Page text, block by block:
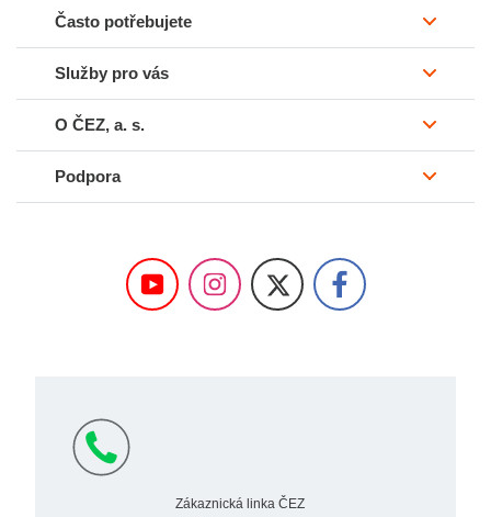
Často potřebujete
Služby pro vás
O ČEZ, a. s.
Podpora
Zákaznická linka ČEZ